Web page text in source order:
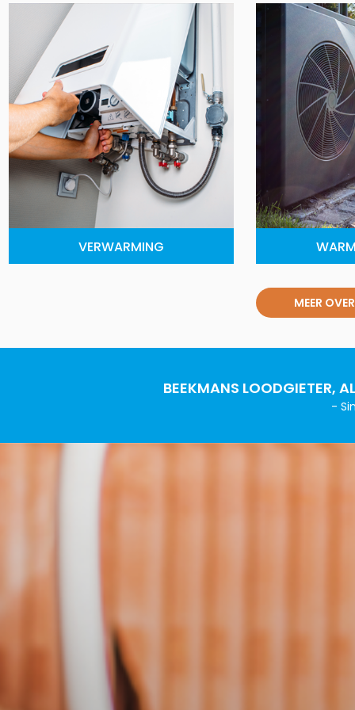
VERWARMING
MEER
BEEKMANS LOODGIETER,
-